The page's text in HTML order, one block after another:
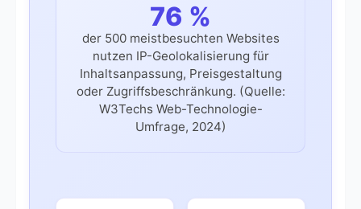
76 %
der 500 meistbesuchten Websites
nutzen IP-Geolokalisierung für
Inhaltsanpassung, Preisgestaltung
oder Zugriffsbeschränkung. (Quelle:
W3Techs Web-Technologie-
Umfrage, 2024)